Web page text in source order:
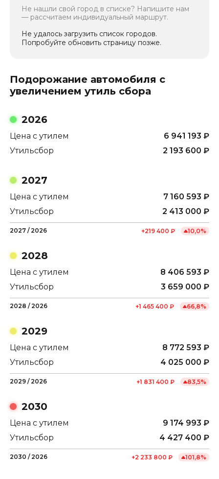
Не нашли свой город в списке? Напишите нам
— рассчитаем индивидуальный маршрут.
Не удалось загрузить список городов.
Попробуйте обновить страницу позже.
Подорожание автомобиля с
увеличением утиль сбора
2026
Цена с утилем 6 941 193 ₽
Утильсбор
2 193 600 ₽
2027
Цена с утилем 7 160 593 ₽
Утильсбор
2 413 000 ₽
2027 / 2026 +219 400 ₽ 10,0%
2028
Цена с утилем 8 406 593 ₽
Утильсбор
3 659 000 ₽
2028 / 2026 +1 465 400 ₽ 66,8%
2029
Цена с утилем 8 772 593 ₽
Утильсбор
4 025 000 ₽
2029 / 2026 +1 831 400 ₽ 83,5%
2030
Цена с утилем 9 174 993 ₽
Утильсбор
4 427 400 ₽
2030 / 2026 +2 233 800 ₽ 101,8%